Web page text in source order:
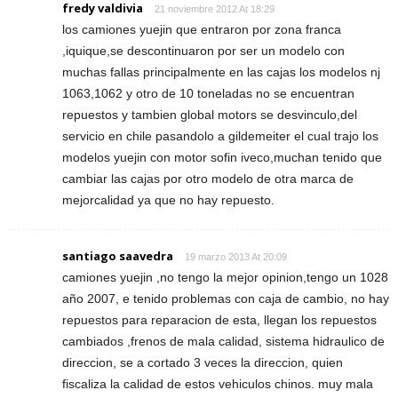
fredy valdivia 21 noviembre 2012 At 18:29
los camiones yuejin que entraron por zona franca
,iquique,se descontinuaron por ser un modelo con
muchas fallas principalmente en las cajas los modelos nj
1063,1062 y otro de 10 toneladas no se encuentran
repuestos y tambien global motors se desvinculo,del
servicio en chile pasandolo a gildemeiter el cual trajo los
modelos yuejin con motor sofin iveco,muchan tenido que
cambiar las cajas por otro modelo de otra marca de
mejorcalidad ya que no hay repuesto.
santiago saavedra 19 marzo 2013 At 20:09
camiones yuejin ,no tengo la mejor opinion,tengo un 1028
año 2007, e tenido problemas con caja de cambio, no hay
repuestos para reparacion de esta, llegan los repuestos
cambiados ,frenos de mala calidad, sistema hidraulico de
direccion, se a cortado 3 veces la direccion, quien
fiscaliza la calidad de estos vehiculos chinos. muy mala